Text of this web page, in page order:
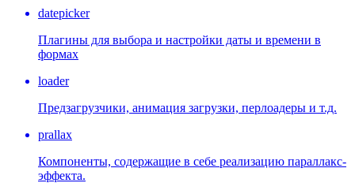
datepicker
Плагины для выбора и настройки даты и времени в
формах
loader
Предзагрузчики, анимация загрузки, перлоадеры и т.д.
prallax
Компоненты, содержащие в себе реализацию параллакс-
эффекта.